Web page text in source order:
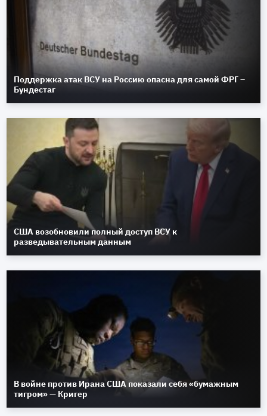
Поддержка атак ВСУ на Россию опасна для самой ФРГ –
Бундестаг
США возобновили полный доступ ВСУ к
разведывательным данным
В войне против Ирана США показали себя «бумажным
тигром» — Кригер